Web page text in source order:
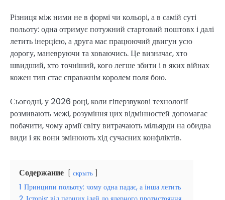
Різниця між ними не в формі чи кольорі, а в самій суті
польоту: одна отримує потужний стартовий поштовх і далі
летить інерцією, а друга має працюючий двигун усю
дорогу, маневруючи та ховаючись. Це визначає, хто
швидший, хто точніший, кого легше збити і в яких війнах
кожен тип стає справжнім королем поля бою.
Сьогодні, у 2026 році, коли гіперзвукові технології
розмивають межі, розуміння цих відмінностей допомагає
побачити, чому армії світу витрачають мільярди на обидва
види і як вони змінюють хід сучасних конфліктів.
Содержание скрыть
1 Принципи польоту: чому одна падає, а інша летить